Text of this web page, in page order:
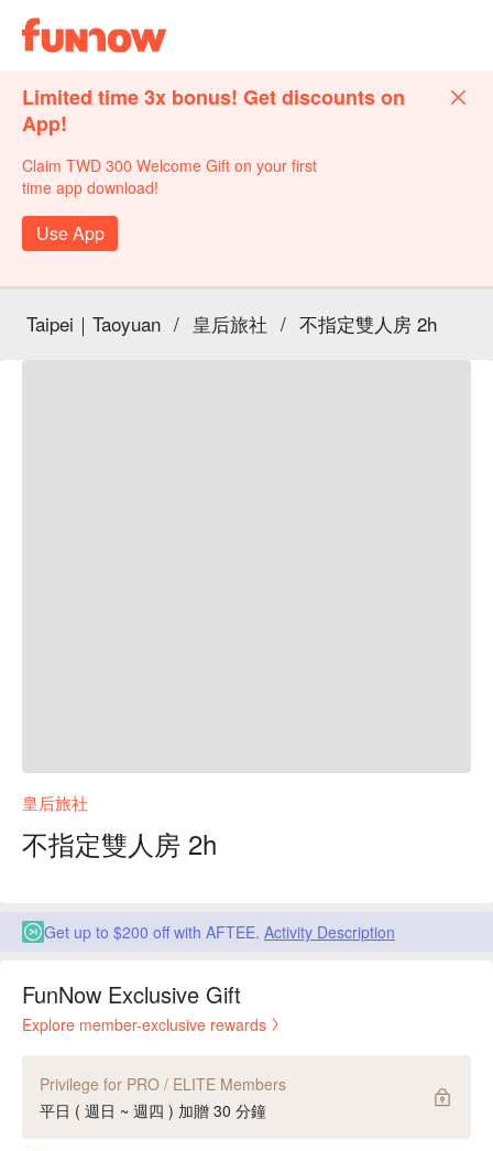
Limited time 3x bonus! Get discounts on
App!
Claim TWD 300 Welcome Gift on your first
time app download!
Use App
Taipei｜Taoyuan / 皇后旅社 / 不指定雙人房 2h
皇后旅社
不指定雙人房 2h
Get up to $200 off with AFTEE. Activity Description
FunNow Exclusive Gift
Explore member-exclusive rewards
Privilege for PRO / ELITE Members
平日 ( 週日 ~ 週四 ) 加贈 30 分鐘